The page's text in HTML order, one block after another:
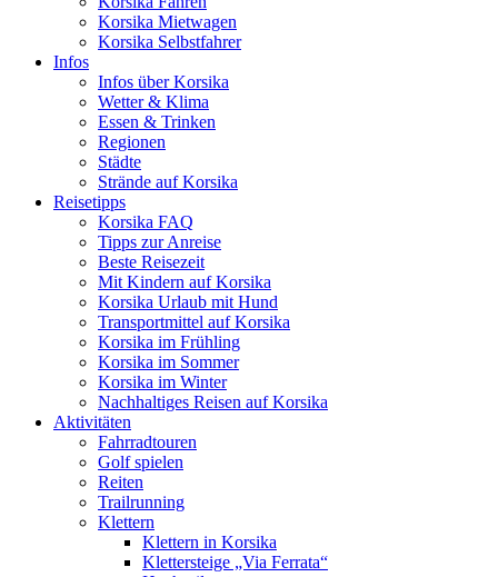
Korsika Mietwagen
Korsika Selbstfahrer
Infos
Infos über Korsika
Wetter & Klima
Essen & Trinken
Regionen
Städte
Strände auf Korsika
Reisetipps
Korsika FAQ
Tipps zur Anreise
Beste Reisezeit
Mit Kindern auf Korsika
Korsika Urlaub mit Hund
Transportmittel auf Korsika
Korsika im Frühling
Korsika im Sommer
Korsika im Winter
Nachhaltiges Reisen auf Korsika
Aktivitäten
Fahrradtouren
Golf spielen
Reiten
Trailrunning
Klettern
Klettern in Korsika
Klettersteige „Via Ferrata“